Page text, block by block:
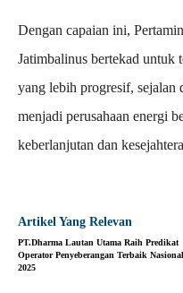
Dengan capaian ini,
Jatimbalinus bertekad untuk
yang lebih progresif, sejalan
menjadi perusahaan energi
keberlanjutan dan
Artikel Yang Relevan
PT.Dharma Lautan Utama Raih Predikat
Operator Penyeberangan Terbaik Nasional
2025